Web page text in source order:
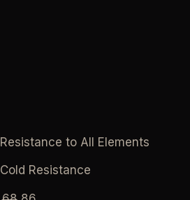
Resistance to All Elements
Cold Resistance